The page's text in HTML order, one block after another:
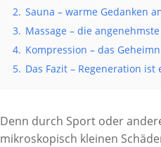
2. Sauna – warme Gedanken
3. Massage – die
4. Kompression – das
5. Das Fazit – Regeneration
Denn durch Sport oder
mikroskopisch kleinen